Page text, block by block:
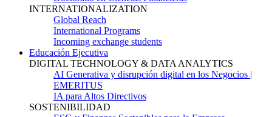
INTERNATIONALIZATION
Global Reach
International Programs
Incoming exchange students
Educación Ejecutiva
DIGITAL TECHNOLOGY & DATA ANALYTICS
AI Generativa y disrupción digital en los Negocios |
EMERITUS
IA para Altos Directivos
SOSTENIBILIDAD